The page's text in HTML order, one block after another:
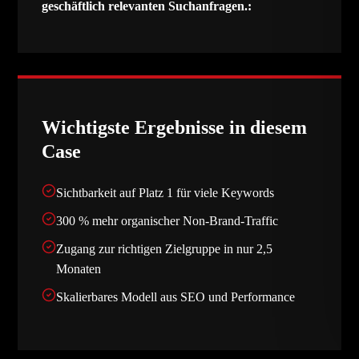
geschäftlich relevanten Suchanfragen.:
Wichtigste Ergebnisse in diesem
Case
Sichtbarkeit auf Platz 1 für viele Keywords
300 % mehr organischer Non-Brand-Traffic
Zugang zur richtigen Zielgruppe in nur 2,5
Monaten
Skalierbares Modell aus SEO und Performance